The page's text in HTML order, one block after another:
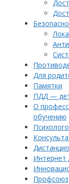
Для
Памятки
ПДД —
О
обучению
Интернет
Профсоюз